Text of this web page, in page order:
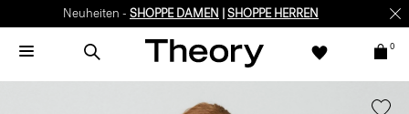
Neuheiten - SHOPPE DAMEN SHOPPE HERREN
0